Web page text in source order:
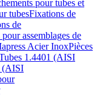
pour tubes et
tubesFixations de
de
assemblages de
Acier InoxPièces
1.4401 (AISI
(AISI